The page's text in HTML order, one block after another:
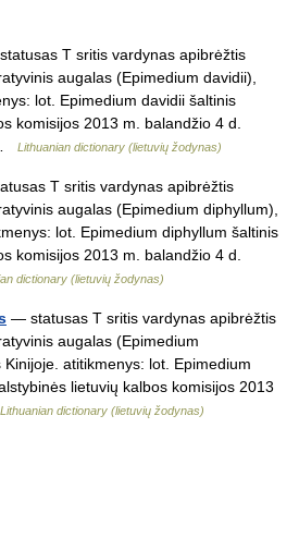
T sritis vardynas apibrėžtis
augalas (Epimedium davidii),
lot. Epimedium davidii šaltinis
komisijos 2013 m. balandžio 4 d.
Lithuanian dictionary (lietuvių žodynas)
T sritis vardynas apibrėžtis
augalas (Epimedium diphyllum),
lot. Epimedium diphyllum šaltinis
komisijos 2013 m. balandžio 4 d.
dictionary (lietuvių žodynas)
— statusas T sritis vardynas apibrėžtis
augalas (Epimedium
atitikmenys: lot. Epimedium
lietuvių kalbos komisijos 2013
Lithuanian dictionary (lietuvių žodynas)